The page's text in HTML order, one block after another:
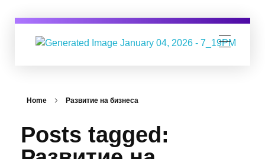
Home Развитие на бизнеса
Posts tagged: